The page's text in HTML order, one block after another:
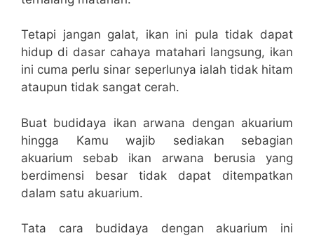
Tetapi jangan galat, ikan ini pula tidak dapat
hidup di dasar cahaya matahari langsung, ikan
ini cuma perlu sinar seperlunya ialah tidak hitam
ataupun tidak sangat cerah.
Buat budidaya ikan arwana dengan akuarium
hingga Kamu wajib sediakan sebagian
akuarium sebab ikan arwana berusia yang
berdimensi besar tidak dapat ditempatkan
dalam satu akuarium.
Tata cara budidaya dengan akuarium ini